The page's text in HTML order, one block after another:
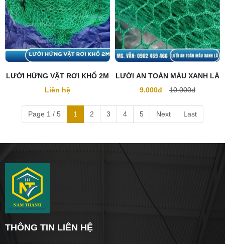
LƯỚI HỨNG VẬT RƠI KHỔ 2M
Liên hệ
LƯỚI AN TOÀN MÀU XANH LÁ
9.000đ
10.000đ
Page 1 / 5 1 2 3 4 5 Next Last
THÔNG TIN LIÊN HỆ